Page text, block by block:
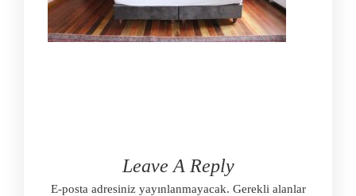
Leave A Reply
E-posta adresiniz yayınlanmayacak. Gerekli alanlar